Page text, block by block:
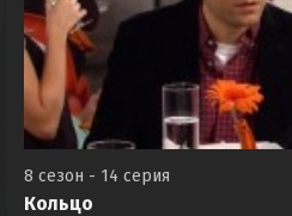
8 сезон - 14 серия
Кольцо